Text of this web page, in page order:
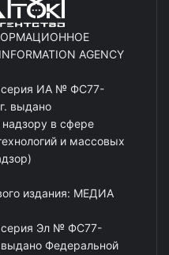
AGENCY
серия ИА № ФС77-
выдано
в сфере
и массовых
издания: МЕДИА
серия Эл № ФС77-
Федеральной